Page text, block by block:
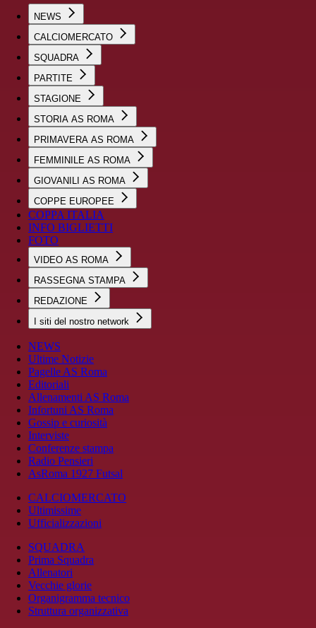
NEWS
CALCIOMERCATO
SQUADRA
PARTITE
STAGIONE
STORIA AS ROMA
PRIMAVERA AS ROMA
FEMMINILE AS ROMA
GIOVANILI AS ROMA
COPPE EUROPEE
COPPA ITALIA
INFO BIGLIETTI
FOTO
VIDEO AS ROMA
RASSEGNA STAMPA
REDAZIONE
I siti del nostro network
NEWS
Ultime Notizie
Pagelle AS Roma
Editoriali
Allenamenti AS Roma
Infortuni AS Roma
Gossip e curiosità
Interviste
Conferenze stampa
Radio Pensieri
AsRoma 1927 Futsal
CALCIOMERCATO
Ultimissime
Ufficializzazioni
SQUADRA
Prima Squadra
Allenatori
Vecchie glorie
Organigramma tecnico
Struttura organizzativa